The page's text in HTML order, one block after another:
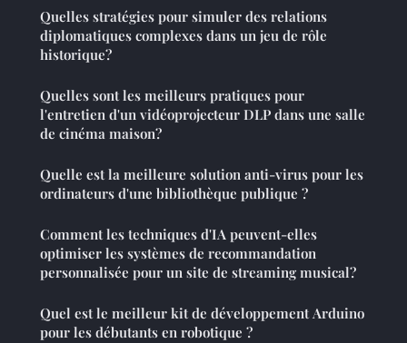
Quelles stratégies pour simuler des relations
diplomatiques complexes dans un jeu de rôle
historique?
Quelles sont les meilleurs pratiques pour
l'entretien d'un vidéoprojecteur DLP dans une salle
de cinéma maison?
Quelle est la meilleure solution anti-virus pour les
ordinateurs d'une bibliothèque publique ?
Comment les techniques d'IA peuvent-elles
optimiser les systèmes de recommandation
personnalisée pour un site de streaming musical?
Quel est le meilleur kit de développement Arduino
pour les débutants en robotique ?